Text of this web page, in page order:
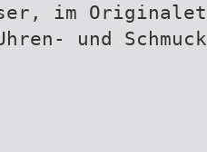
im
und